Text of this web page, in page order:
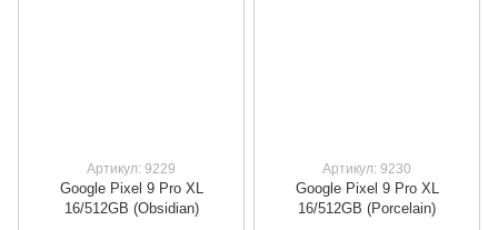
Артикул: 9229
Google Pixel 9 Pro XL
16/512GB (Obsidian)
Артикул: 9230
Google Pixel 9 Pro XL
16/512GB (Porcelain)